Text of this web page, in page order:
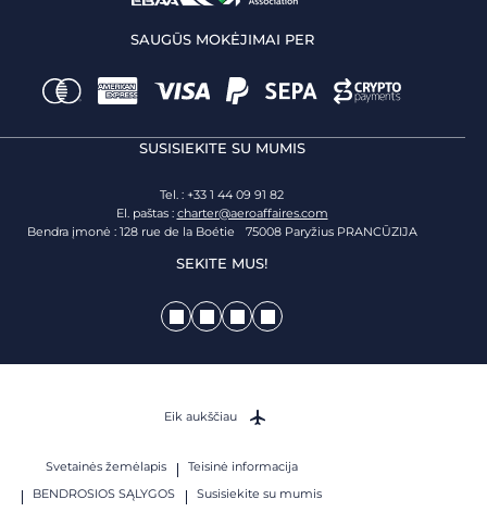
SAUGŪS MOKĖJIMAI PER
SUSISIEKITE SU MUMIS
Tel. : +33 1 44 09 91 82
El. paštas : charter@aeroaffaires.com
Bendra įmonė : 128 rue de la Boétie 75008 Paryžius PRANCŪZIJA
SEKITE MUS!
Svetainės žemėlapis
Teisinė informacija
BENDROSIOS SĄLYGOS
Susisiekite su mumis
Eik aukščiau